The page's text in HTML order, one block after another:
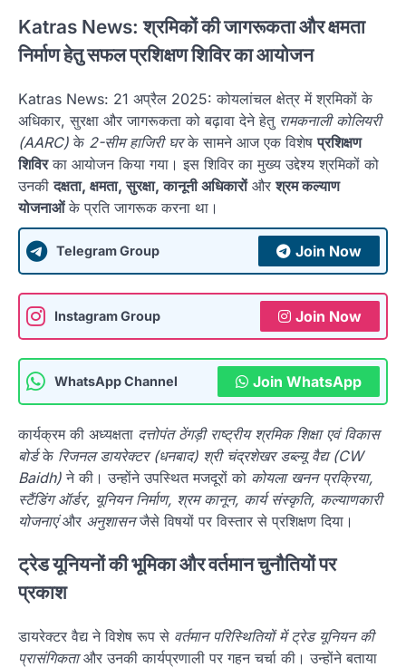
Katras News:श्रमिकों की जागरूकता और क्षमता
निर्माण हेतु सफल प्रशिक्षण शिविर का आयोजन
Katras News: 21 अप्रैल 2025: कोयलांचल क्षेत्र में श्रमिकों के
अधिकार, सुरक्षा और जागरूकता को बढ़ावा देने हेतु रामकनाली कोलियरी
(AARC) के 2-सीम हाजिरी घरके सामने आज एक विशेषप्रशिक्षण
शिविरका आयोजन किया गया। इस शिविर का मुख्य उद्देश्य श्रमिकों को
उनकीदक्षता, क्षमता, सुरक्षा, कानूनी अधिकारोंऔरश्रम कल्याण
योजनाओंके प्रति जागरूक करना था।
Telegram Group Join Now
Instagram Group Join Now
WhatsApp Channel Join WhatsApp
कार्यक्रम की अध्यक्षता दत्तोपंत ठेंगड़ी राष्ट्रीय श्रमिक शिक्षा एवं विकास
बोर्डके रिजनल डायरेक्टर (धनबाद) श्री चंद्रशेखर डब्ल्यू वैद्य (CW
Baidh) ने की। उन्होंने उपस्थित मजदूरों को कोयला खनन प्रक्रिया,
स्टैंडिंग ऑर्डर, यूनियन निर्माण, श्रम कानून, कार्य संस्कृति, कल्याणकारी
योजनाएंऔर अनुशासनजैसे विषयों पर विस्तार से प्रशिक्षण दिया।
ट्रेड यूनियनों की भूमिका और वर्तमान चुनौतियों पर
प्रकाश
डायरेक्टर वैद्य ने विशेष रूप से वर्तमान परिस्थितियों में ट्रेड यूनियन की
प्रासंगिकताऔर उनकी कार्यप्रणाली पर गहन चर्चा की। उन्होंने बताया